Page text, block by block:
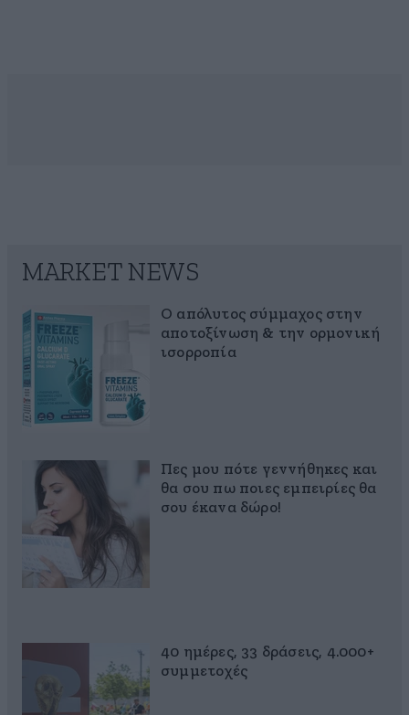
MARKET NEWS
Ο απόλυτος σύμμαχος στην
αποτοξίνωση & την ορμονική
ισορροπία
Πες μου πότε γεννήθηκες και
θα σου πω ποιες εμπειρίες θα
σου έκανα δώρο!
40 ημέρες, 33 δράσεις, 4.000+
συμμετοχές